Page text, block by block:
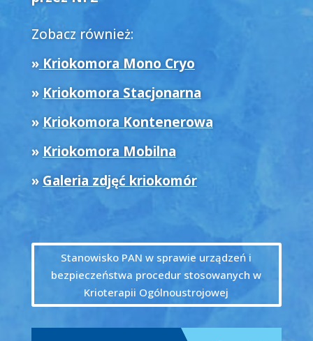
Zobacz również:
» Kriokomora Mono Cryo
» Kriokomora Stacjonarna
» Kriokomora Kontenerowa
» Kriokomora Mobilna
»Galeria zdjęć kriokomór
Stanowisko PAN w sprawie urządzeń i
bezpieczeństwa procedur stosowanych w
Krioterapii Ogólnoustrojowej